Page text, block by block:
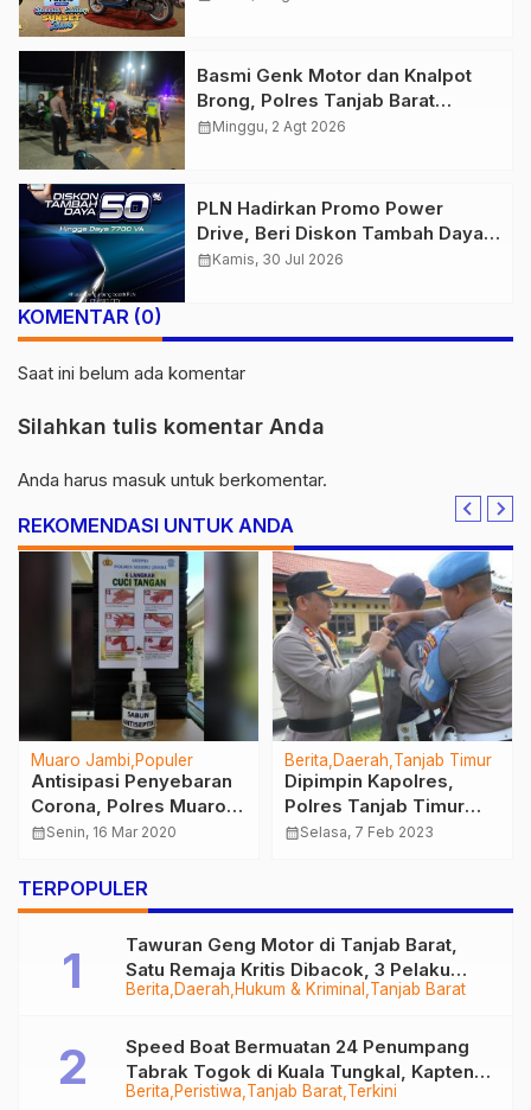
Basmi Genk Motor dan Knalpot
Brong, Polres Tanjab Barat
Amankan Belasan Kendaraan
calendar_monthMinggu, 2 Agt 2026
PLN Hadirkan Promo Power
Drive, Beri Diskon Tambah Daya
50% di Ajang GIIAS 2026
calendar_monthKamis, 30 Jul 2026
KOMENTAR (0)
Saat ini belum ada komentar
Silahkan tulis komentar Anda
Anda harus masuk untuk berkomentar.
REKOMENDASI UNTUK ANDA
Muaro Jambi Populer
Antisipasi Penyebaran
Corona, Polres Muaro
Jambi Siapkan Hand
Ruangan
calendar_monthSenin, 16 Mar 2020
Berita Daerah Tanjab Timur
Dipimpin Kapolres,
Polres Tanjab Timur
Gelar Apel Pasukan
calendar_monthSelasa, 7 Feb 2023
TERPOPULER
Berita Daerah Hukum & Kriminal Tanjab Barat
Tawuran Geng Motor di Tanjab Barat,
Satu Remaja Kritis Dibacok, 3 Pelaku
Ditangkap
Berita Peristiwa Tanjab Barat Terkini
Speed Boat Bermuatan 24 Penumpang
Tabrak Togok di Kuala Tungkal, Kapten
Sempat Hilang